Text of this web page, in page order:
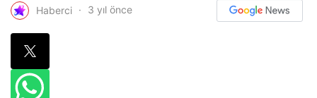
Haberci 3 yıl önce